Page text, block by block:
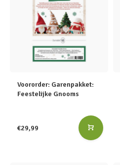
Voororder: Garenpakket:
Feestelijke Gnooms
€29,99